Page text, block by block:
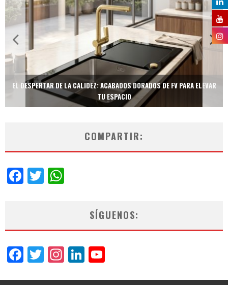
EL DESPERTAR DE LA CALIDEZ: ACABADOS DORADOS DE FV PARA ELEVAR
TU ESPACIO
COMPARTIR:
Facebook
Twitter
SÍGUENOS:
Facebook
Twitter
Instagram
LinkedIn